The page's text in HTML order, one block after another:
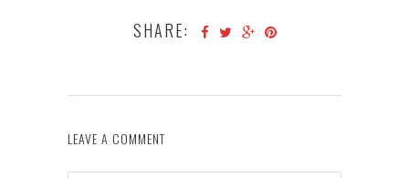
SHARE:
LEAVE A COMMENT